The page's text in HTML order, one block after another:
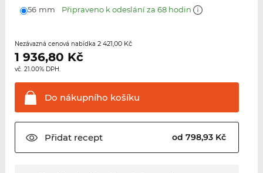
56 mm Připraveno k odeslání za 68 hodin
Nezávazná cenová nabídka 2 421,00 Kč
1 936,80 Kč
vč. 21.00% DPH.
Do nákupního košíku
Přidatrecept od 798,93 Kč